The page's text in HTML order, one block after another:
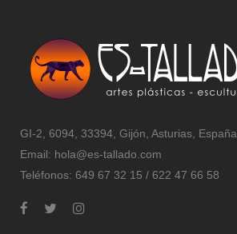
GI-2, 6094, 33394, Gijón, Asturias, España
Email: hola@es-tallado.com
Teléfonos: 649 67 32 15 / 622 47 66 58